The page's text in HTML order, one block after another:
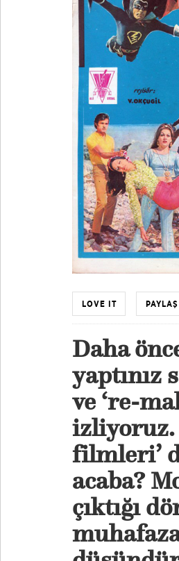
LOVE IT PAYLAŞ
Daha
yaptınız
ve ‘re-
izliyoruz.
filmleri’
acaba?
çıktığı